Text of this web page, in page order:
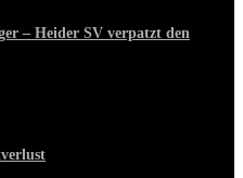
– Heider SV verpatzt den